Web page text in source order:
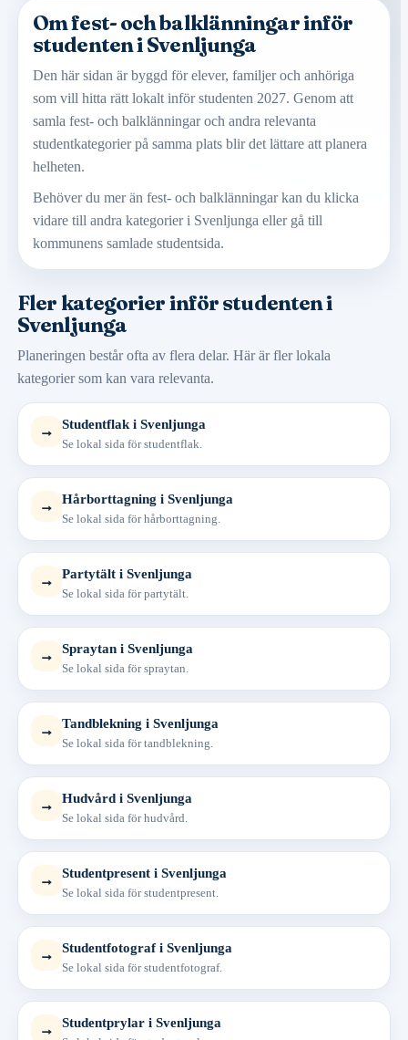
Om fest- och balklänningar inför
studenten i Svenljunga
Den här sidan är byggd för elever, familjer och anhöriga
som vill hitta rätt lokalt inför studenten 2027. Genom att
samla fest- och balklänningar och andra relevanta
studentkategorier på samma plats blir det lättare att planera
helheten.
Behöver du mer än fest- och balklänningar kan du klicka
vidare till andra kategorier i Svenljunga eller gå till
kommunens samlade studentsida.
Fler kategorier inför studenten i
Svenljunga
Planeringen består ofta av flera delar. Här är fler lokala
kategorier som kan vara relevanta.
→ Studentflak i Svenljunga
Se lokal sida för studentflak.
→ Hårborttagning i Svenljunga
Se lokal sida för hårborttagning.
→ Partytält i Svenljunga
Se lokal sida för partytält.
→ Spraytan i Svenljunga
Se lokal sida för spraytan.
→ Tandblekning i Svenljunga
Se lokal sida för tandblekning.
→ Hudvård i Svenljunga
Se lokal sida för hudvård.
→ Studentpresent i Svenljunga
Se lokal sida för studentpresent.
→ Studentfotograf i Svenljunga
Se lokal sida för studentfotograf.
→ Studentprylar i Svenljunga